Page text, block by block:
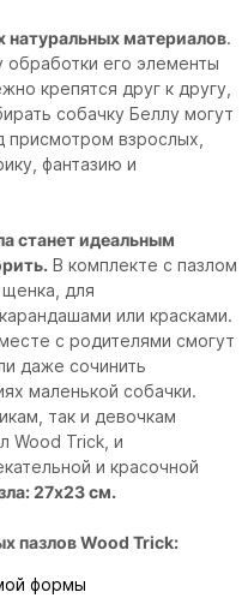
натуральных материалов.
его элементы
крепятся друг к другу,
собачку Беллу могут
взрослых,
фантазию и
станет идеальным
В комплекте с пазлом
для
или красками.
с родителями смогут
даже сочинить
маленькой собачки.
так и девочкам
Wood Trick, и
и красочной
27x23 см.
пазлов Wood Trick:
формы